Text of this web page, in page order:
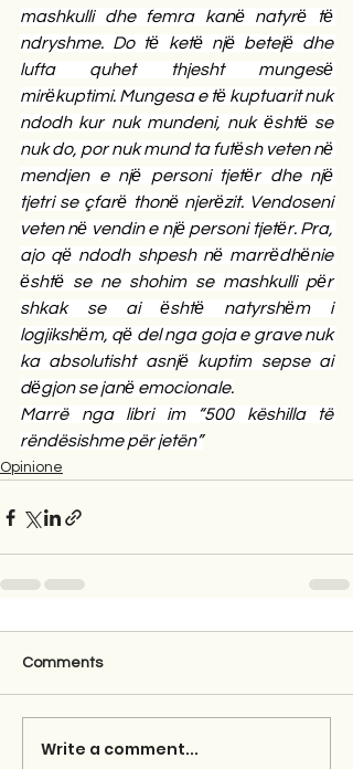
mashkulli dhe femra kanё natyrё tё
ndryshme. Do tё ketё njё betejё dhe
lufta quhet thjesht mungesё
mirёkuptimi. Mungesa e tё kuptuarit nuk
ndodh kur nuk mundeni, nuk ёshtё se
nuk do, por nuk mund ta futёsh veten nё
mendjen e njё personi tjetёr dhe njё
tjetri se çfarё thonё njerёzit. Vendoseni
veten nё vendin e njё personi tjetёr. Pra,
ajo qё ndodh shpesh nё marrёdhёnie
ёshtё se ne shohim se mashkulli pёr
shkak se ai ёshtё natyrshёm i
logjikshёm, qё del nga goja e grave nuk
ka absolutisht asnjё kuptim sepse ai
dёgjon se janё emocionale.
Marrë nga libri im “500 këshilla të
rëndësishme për jetën”
Opinione
Comments
Write a comment...